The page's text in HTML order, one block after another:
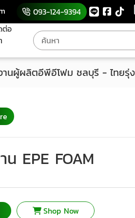
093-124-9394
ต่อ
านผู้ผลิตอีพีอีโฟม ชลบุรี - ไทยรุ่
EPE FOAM
Shop Now